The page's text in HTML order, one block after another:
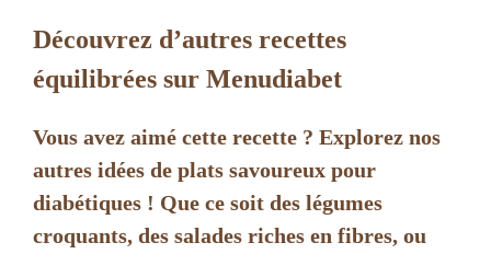
Découvrez d’autres recettes
équilibrées sur Menudiabet
Vous avez aimé cette recette ? Explorez nos
autres idées de plats savoureux pour
diabétiques ! Que ce soit des légumes
croquants, des salades riches en fibres, ou